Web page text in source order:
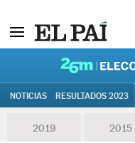
NOTICIAS RESULTADOS 2023
2019 2015